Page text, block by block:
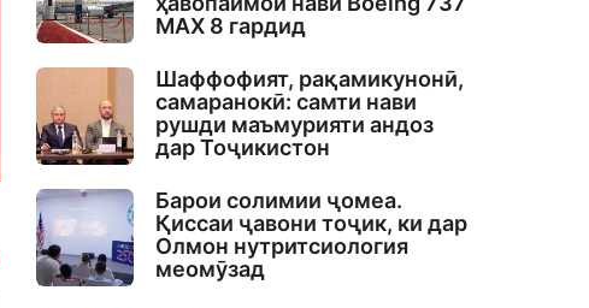
MAX 8 гардид
Шаффофият, рақамикунонӣ,
самаранокӣ: самти нави
рушди маъмурияти андоз
дар Тоҷикистон
Барои солимии ҷомеа.
Қиссаи ҷавони тоҷик, ки дар
Олмон нутритсиология
меомӯзад